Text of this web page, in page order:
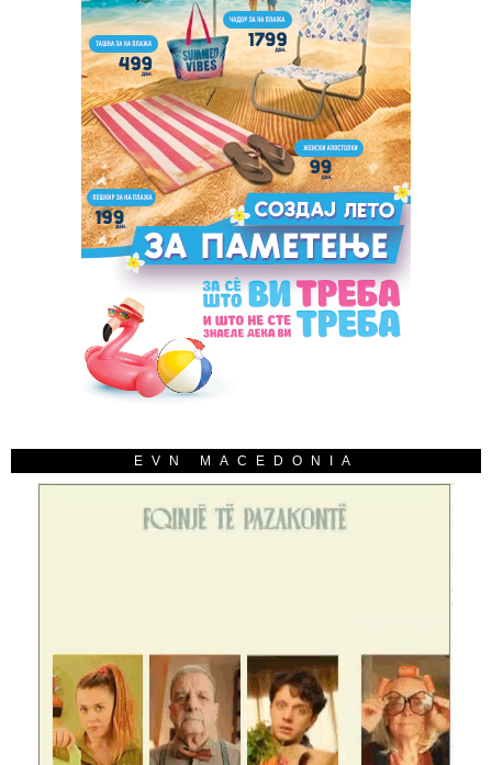
EVN MACEDONIA